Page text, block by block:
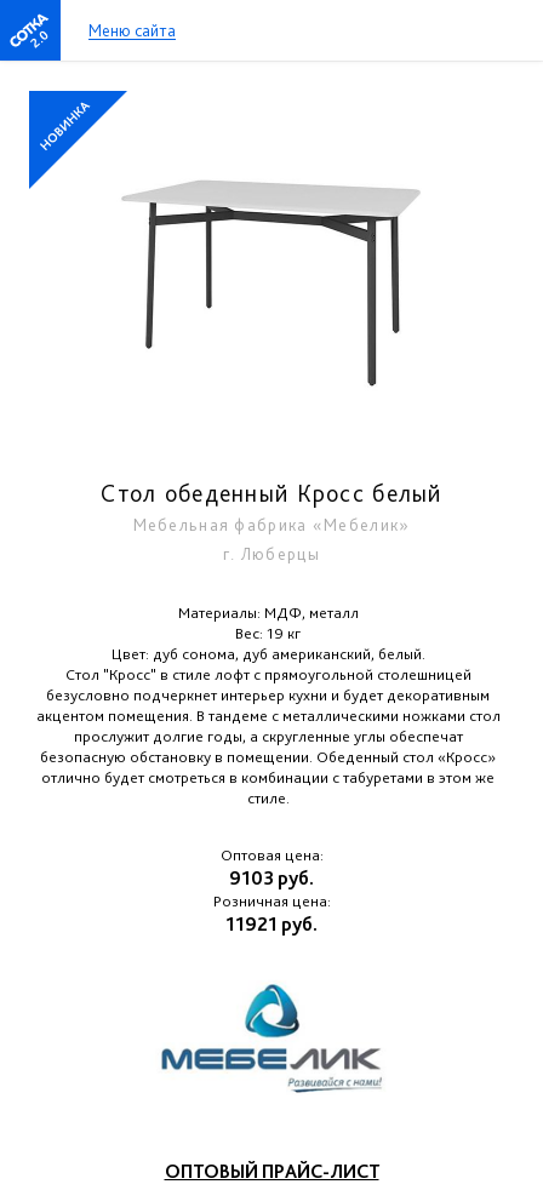
2.0 Меню сайта
Стол обеденный Кросс белый
Мебельная фабрика «Мебелик»
г. Люберцы
Материалы: МДФ, металл
Вес: 19 кг
Цвет: дуб сонома, дуб американский, белый.
Стол "Кросс" в стиле лофт с прямоугольной столешницей
безусловно подчеркнет интерьер кухни и будет декоративным
акцентом помещения. В тандеме с металлическими ножками стол
прослужит долгие годы, а скругленные углы обеспечат
безопасную обстановку в помещении. Обеденный стол «Кросс»
отлично будет смотреться в комбинации с табуретами в этом же
стиле.
Оптовая цена:
9103 руб.
Розничная цена:
11921 руб.
ОПТОВЫЙ ПРАЙС-ЛИСТ